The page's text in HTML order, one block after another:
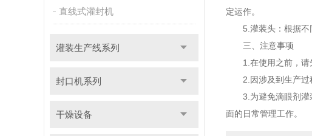
直线式灌封机
灌装生产线系列
封口机系列
干燥设备
定运作。
5.灌装头：根据不同
三、注意事项
1.在使用之前，请先
2.因涉及到生产过程
3.为避免滴眼剂灌装
面的日常管理工作。